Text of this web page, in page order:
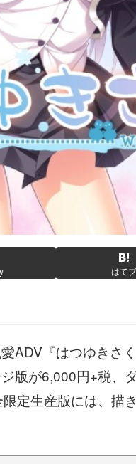
はてブ
ADV『はつゆきさ
版が6,000円+税、
定生産版には、描